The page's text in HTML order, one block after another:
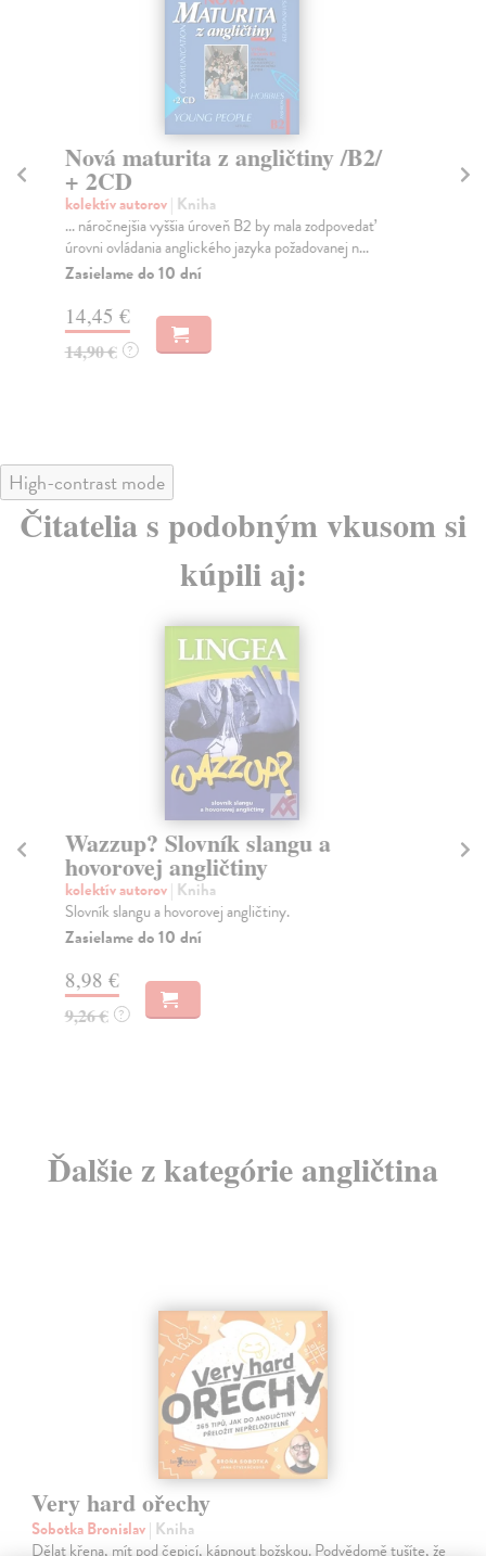
Nová maturita z angličtiny /B2/
+ 2CD
kolektív autorov| Kniha
... náročnejšia vyššia úroveň B2 by mala zodpovedať
úrovni ovládania anglického jazyka požadovanej n...
Zasielame do 10 dní
14,45 €
14,90 € ?
High-contrast mode
Čitatelia s podobným vkusom si
kúpili aj:
Wazzup? Slovník slangu a
hovorovej angličtiny
kolektív autorov| Kniha
Slovník slangu a hovorovej angličtiny.
Zasielame do 10 dní
8,98 €
9,26 € ?
Ďalšie z kategórie angličtina
Very hard ořechy
Sobotka Bronislav| Kniha
Dělat křena, mít pod čepicí, kápnout božskou. Podvědomě tušíte, že